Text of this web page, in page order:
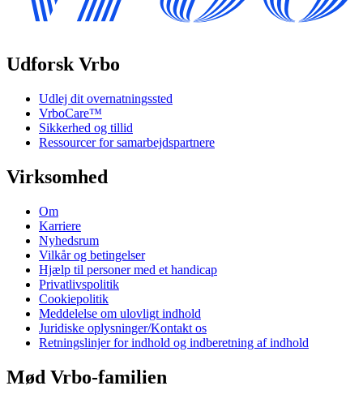
Udforsk Vrbo
Udlej dit overnatningssted
VrboCare™
Sikkerhed og tillid
Ressourcer for samarbejdspartnere
Virksomhed
Om
Karriere
Nyhedsrum
Vilkår og betingelser
Hjælp til personer med et handicap
Privatlivspolitik
Cookiepolitik
Meddelelse om ulovligt indhold
Juridiske oplysninger/Kontakt os
Retningslinjer for indhold og indberetning af indhold
Mød Vrbo-familien